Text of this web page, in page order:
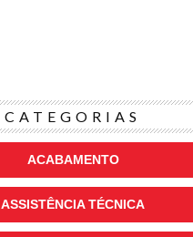
CATEGORIAS
ACABAMENTO
ASSISTÊNCIA TÉCNICA